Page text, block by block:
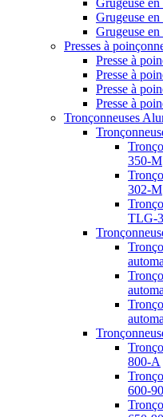
Grugeuse
Grugeuse
Grugeuse
Presses à
Presse à
Presse à
Presse à
Presse à
Tronçonneuses
350-M
302-M
TLG-
800-A
600-